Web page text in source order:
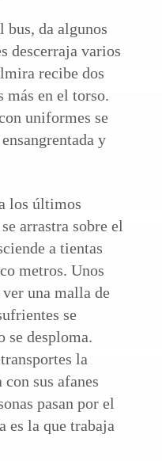
bus, da algunos
descerraja varios
recibe dos
más en el torso.
uniformes se
y
los últimos
arrastra sobre el
a tientas
metros. Unos
una malla de
se
se desploma.
la
sus afanes
pasan por el
es la que trabaja